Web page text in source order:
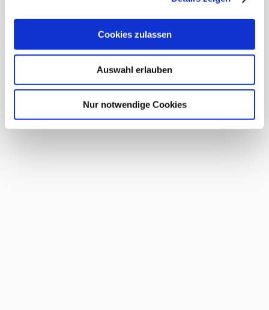
Cookies zulassen
Auswahl erlauben
Nur notwendige Cookies